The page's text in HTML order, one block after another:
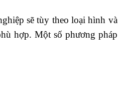
sẽ tùy theo loại hình và
hợp. Một số phương pháp